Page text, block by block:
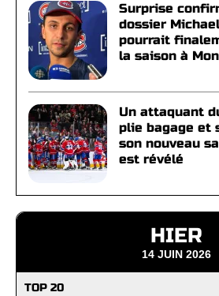
Surprise
dossier
pourrait
la saison à
Un attaquant
plie bagage et
son nouveau
est révélé
HIER
14 JUIN 2026
TOP 20